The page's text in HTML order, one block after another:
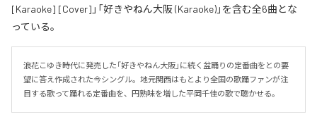
[Karaoke] [Cover]」「好きやねん大阪 (Karaoke)」を含む全6曲とな
っている。
浪花こゆき時代に発売した「好きやねん大阪」に続く盆踊りの定番曲をとの要
望に答え作成された今シングル。地元関西はもとより全国の歌踊ファンが注
目する歌って踊れる定番曲を、円熟味を増した平岡千佳の歌で聴かせる。